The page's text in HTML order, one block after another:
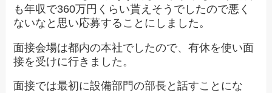
も年収で360万円くらい貰えそうでしたので悪く
ないなと思い応募することにしました。
面接会場は都内の本社でしたので、有休を使い面
接を受けに行きました。
面接では最初に設備部門の部長と話すことにな